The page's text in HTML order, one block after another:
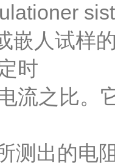
嵌人试样
时
流之比。
测出的电